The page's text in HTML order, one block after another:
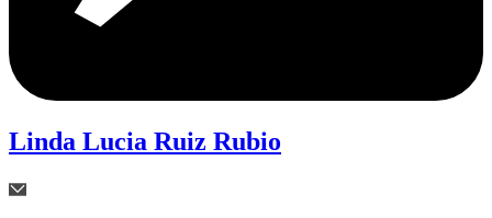
Linda Lucia Ruiz Rubio